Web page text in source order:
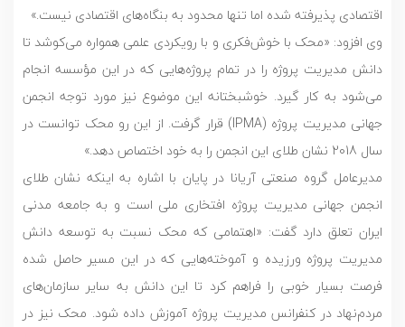
اقتصادی پذیرفته شده اما تنها محدود به بنگاه‌های اقتصادی نیست.»
وی افزود: «محک با خوش‌فکری و با رویکردی علمی همواره می‌کوشد تا
دانش مدیریت پروژه را در تمام پروژه‌هایی که در این مؤسسه انجام
می‌شود به کار گیرد. خوشبختانه این موضوع نیز مورد توجه انجمن
جهانی مدیریت پروژه (IPMA) قرار گرفت. از این رو محک توانست در
سال 2018 نشان طلای این انجمن را به خود اختصاص دهد.»
مدیرعامل گروه صنعتی آریانا در پایان با اشاره به اینکه نشان طلای
انجمن جهانی مدیریت پروژه افتخاری ملی است و به جامعه مدنی
ایران تعلق دارد گفت: «اهتمامی که محک نسبت به توسعه دانش
مدیریت پروژه ورزیده و آموخته‌هایی که در این مسیر حاصل شده
فرصت بسیار خوبی را فراهم کرد تا این دانش به سایر سازمان‌های
مردم‌نهاد در کنفرانس مدیریت پروژه آموزش داده شود. محک نیز در